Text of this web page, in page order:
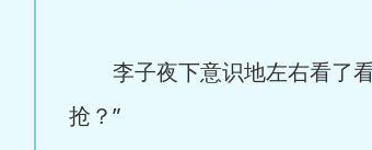
李子夜下意识地左右看了看
抢？”